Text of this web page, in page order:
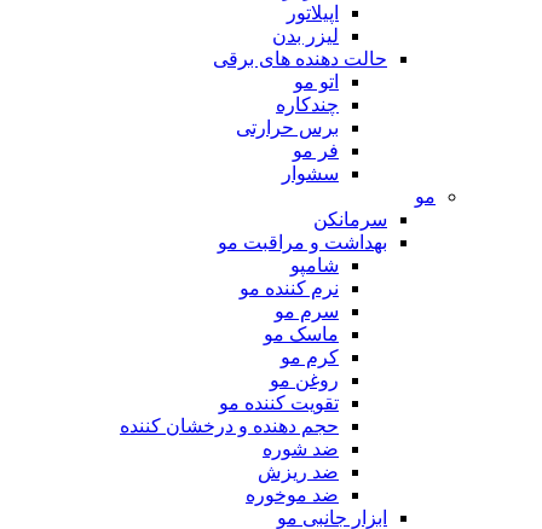
اپیلاتور
لیزر بدن
حالت دهنده های برقی
اتو مو
چندکاره
برس حرارتی
فر مو
سشوار
مو
سرمانکن
بهداشت و مراقبت مو
شامپو
نرم کننده مو
سرم مو
ماسک مو
کرم مو
روغن مو
تقویت کننده مو
حجم دهنده و درخشان کننده
ضد شوره
ضد ریزش
ضد موخوره
ابزار جانبی مو